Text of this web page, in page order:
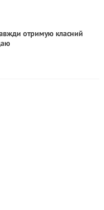
отримую класний